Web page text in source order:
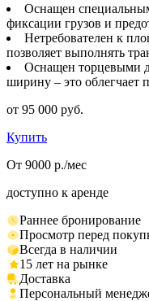
Оснащен
фиксации грузов и
Нетребователен к
позволяет выполнять
Оснащен торцевыми
ширину – это облегчает
от 95 000 руб.
Купить
От 9000 р./мес
доступно к аренде
Раннее бронирование
Просмотр перед
Всегда в наличии
15 лет на рынке
Доставка
Персональный